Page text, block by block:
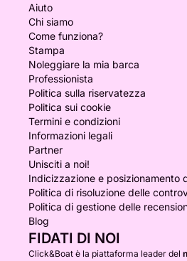
Aiuto
Chi siamo
Come funziona?
Stampa
Noleggiare la mia barca
Professionista
Politica sulla riservatezza
Politica sui cookie
Termini e condizioni
Informazioni legali
Partner
Unisciti a noi!
Indicizzazione e posizionamento
Politica di risoluzione delle
Politica di gestione delle
Blog
FIDATI DI NOI
Click&Boat è la piattaforma leader del